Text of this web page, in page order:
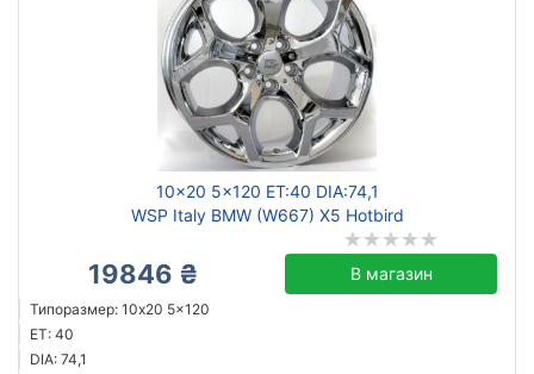
10x20 5x120 ET:40 DIA:74,1
WSP Italy BMW (W667) X5 Hotbird
19846 ₴ В магазин
Типоразмер: 10x20 5x120
ET: 40
DIA: 74,1
до
до
Mak
ZF